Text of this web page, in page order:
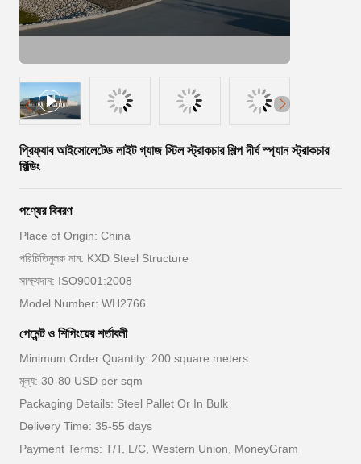
প্রিফ্যাব আইসোলেটেড লাইট গ্যাজ স্টিল স্ট্রাকচার শিল্প দীর্ঘ স্প্যান স্ট্রাকচার
বিল্ডিং
পণ্যের বিবরণ
Place of Origin: China
পরিচিতিমুলক নাম: KXD Steel Structure
সাক্ষ্যদান: ISO9001:2008
Model Number: WH2766
পেমেন্ট ও শিপিংয়ের শর্তাবলী
Minimum Order Quantity: 200 square meters
মূল্য: 30-80 USD per sqm
Packaging Details: Steel Pallet Or In Bulk
Delivery Time: 35-55 days
Payment Terms: T/T, L/C, Western Union, MoneyGram